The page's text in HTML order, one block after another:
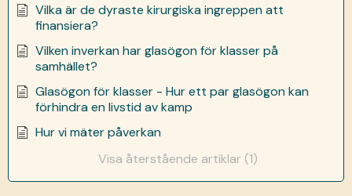
Vilka är de dyraste kirurgiska ingreppen att
finansiera?
Vilken inverkan har glasögon för klasser på
samhället?
Glasögon för klasser - Hur ett par glasögon kan
förhindra en livstid av kamp
Hur vi mäter påverkan
Visa återstående artiklar (1)